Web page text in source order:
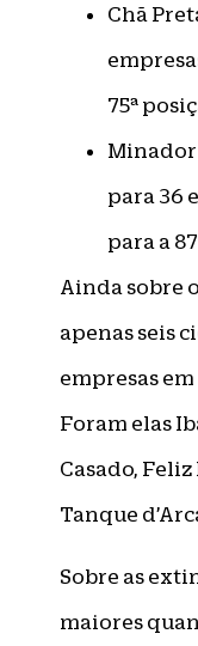
Chã
75ª
Minador
para 36
para a
Ainda sobre
apenas seis
empresas em
Foram elas
Casado,
Tanque
Sobre as
maiores